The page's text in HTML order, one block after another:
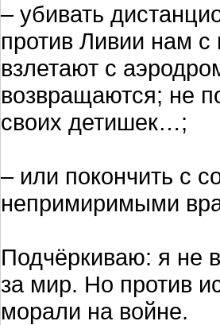
– убивать
против Ливии нам
взлетают с
возвращаются; не
своих детишек…;
– или покончить с
непримиримыми
Подчёркиваю: я не
за мир. Но против
морали на войне.